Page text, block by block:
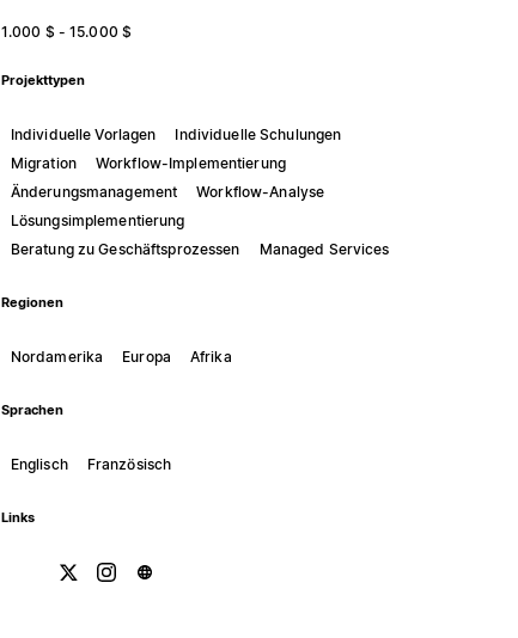
1.000 $ - 15.000 $
Projekttypen
Individuelle Vorlagen
Individuelle Schulungen
Migration
Workflow-Implementierung
Änderungsmanagement
Workflow-Analyse
Lösungsimplementierung
Beratung zu Geschäftsprozessen
Managed Services
Regionen
Nordamerika Europa Afrika
Sprachen
Englisch Französisch
Links